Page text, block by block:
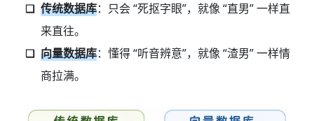
传统数据库：只会 “死抠字眼”，就像 “直男” 一样直
来直往。
向量数据库：懂得 “听音辨意”，就像 “渣男” 一样情
商拉满。